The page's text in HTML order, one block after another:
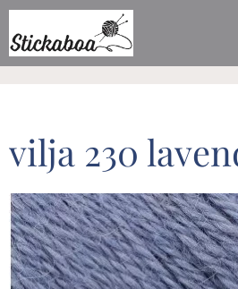
vilja 230